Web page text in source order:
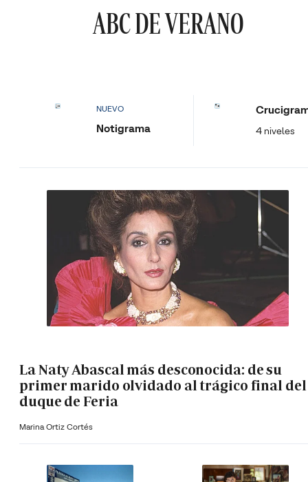
ABC DE VERANO
NUEVO
Notigrama 4 niveles
La Naty Abascal más desconocida: de su
primer marido olvidado al trágico final del
duque de Feria
Marina Ortiz Cortés